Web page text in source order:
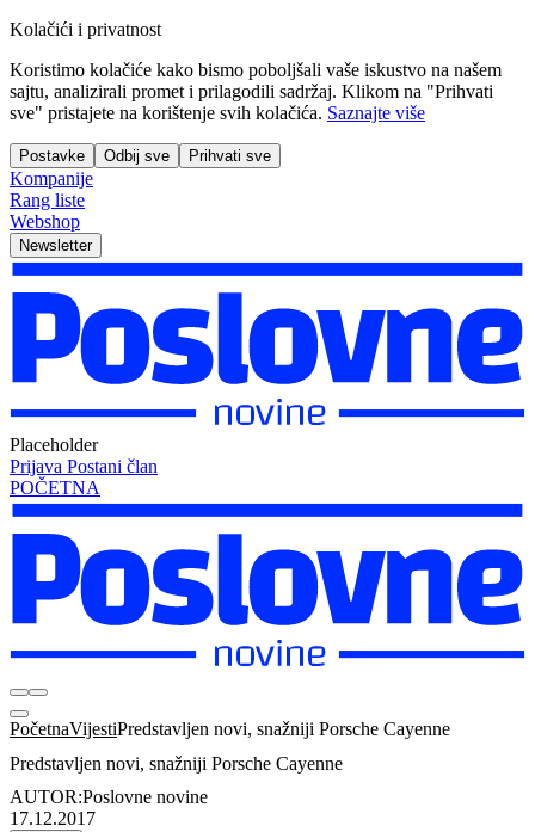
Kolačići i privatnost
Koristimo kolačiće kako bismo poboljšali vaše iskustvo na našem
sajtu, analizirali promet i prilagodili sadržaj. Klikom na "Prihvati
sve" pristajete na korištenje svih kolačića. Saznajte više
Postavke Odbij sve Prihvati sve
Kompanije
Rang liste
Webshop
Newsletter
Placeholder
Prijava Postani član
POČETNA
PočetnaVijestiPredstavljen novi, snažniji Porsche Cayenne
Predstavljen novi, snažniji Porsche Cayenne
AUTOR:Poslovne novine
17.12.2017